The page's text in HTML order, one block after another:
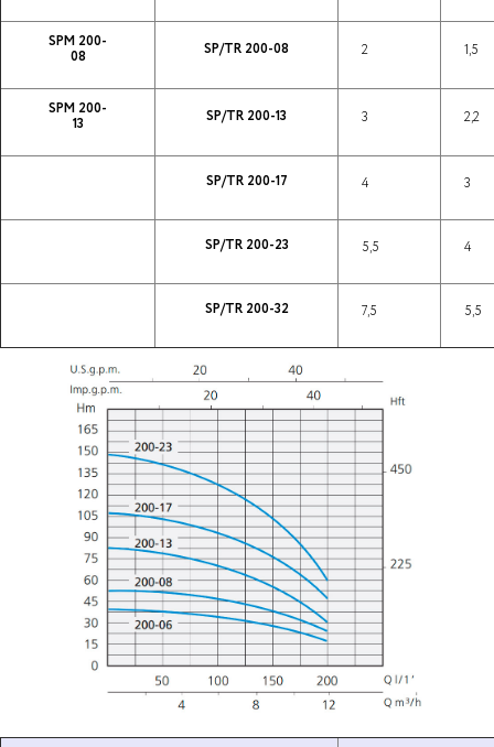
SPM 200-
08
SP/TR 200-08 2 1,5
SPM 200-
13
SP/TR 200-13 3 2,2
SP/TR 200-17 4 3
SP/TR 200-23 5,5 4
SP/TR 200-32 7,5 5,5